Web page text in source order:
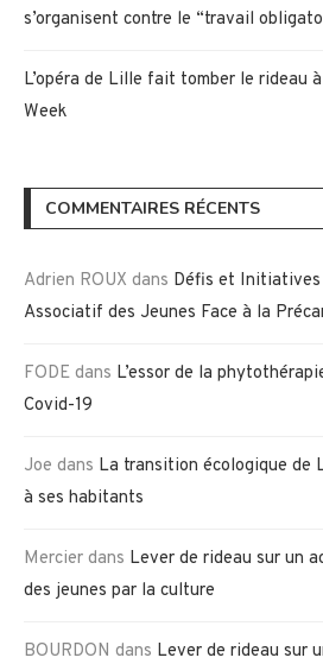
s’organisent contre le “travail
L’opéra de Lille fait tomber le rideau à
Week
COMMENTAIRES RÉCENTS
Adrien ROUX dans Défis et Initiatives
Associatif des Jeunes Face à la
FODE dans L’essor de la
Covid-19
Joe dans La transition écologique de
à ses habitants
Mercier dans Lever de rideau sur un
des jeunes par la culture
BOURDON dans Lever de rideau sur